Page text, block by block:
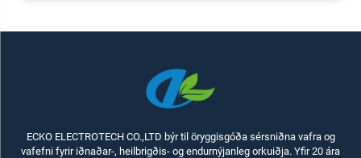
ECKO ELECTROTECH CO.,LTD býr til öryggisgóða sérsniðna vafra og
vafefni fyrir iðnaðar-, heilbrigðis- og endurnýjanleg orkuiðja. Yfir 20 ára